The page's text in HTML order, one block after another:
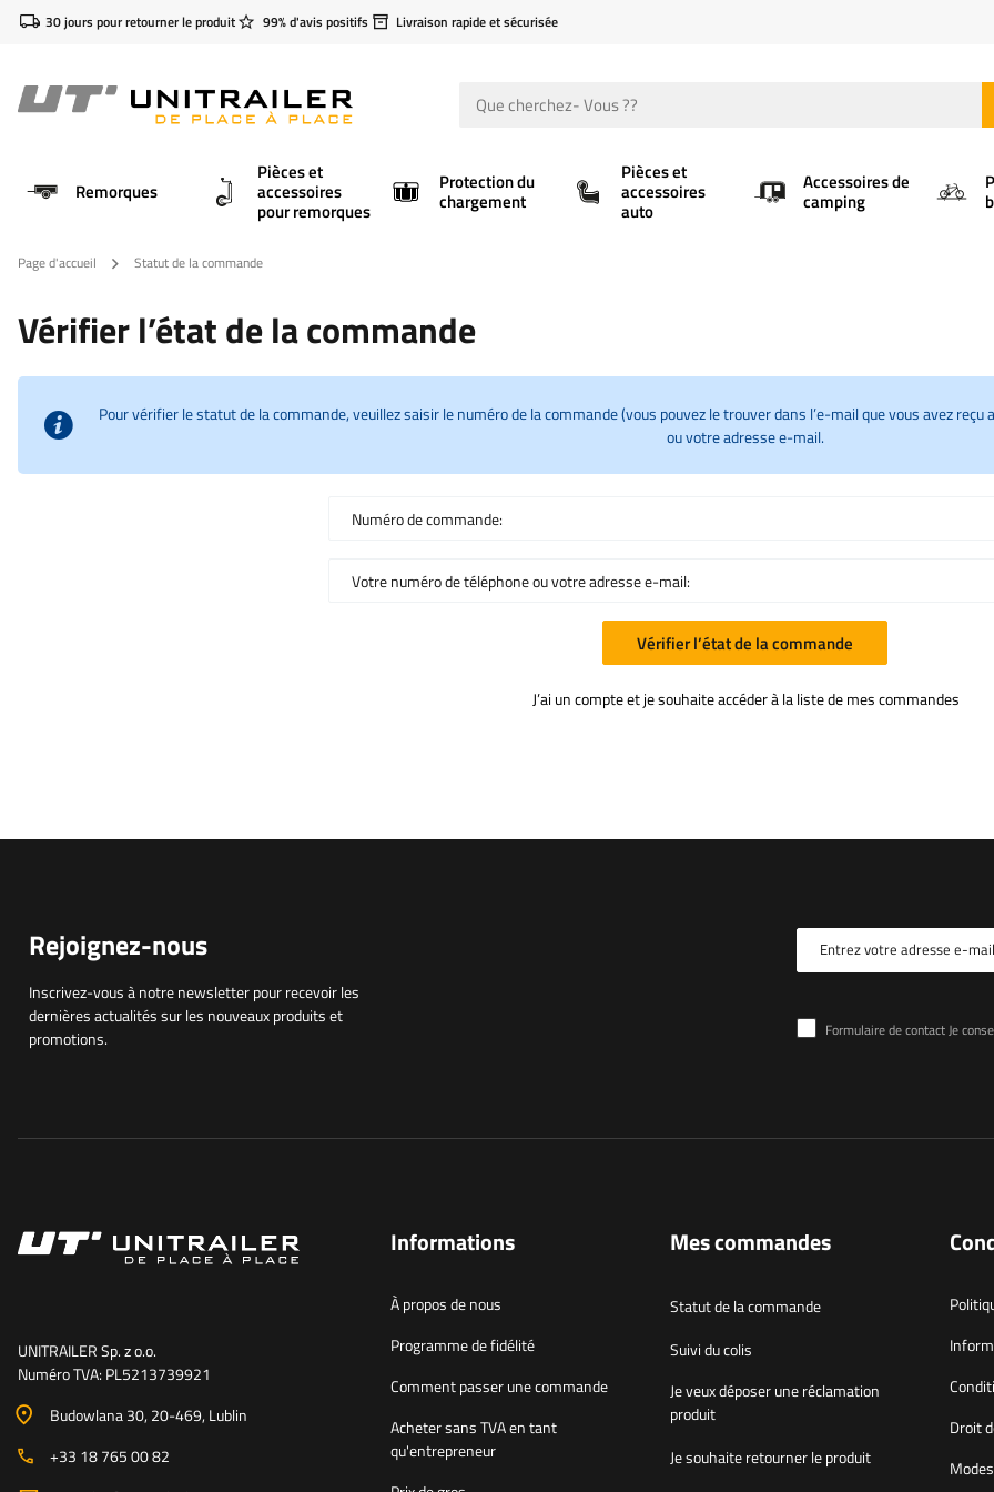
30 jours pour retourner le produit 99% d'avis positifs Livraison rapide et sécurisée
Remorques
Pièces et
accessoires
pour remorques
Protection du
chargement
Pièces et
accessoires
auto
Accessoires de
camping
Page d'accueil Statut de la commande
Vérifier l’état de la commande
Pour vérifier le statut de la commande, veuillez saisir le numéro de la commande (vous pouvez le trouver dans l’e-mail que vous avez
ou votre adresse e-mail.
Numéro de commande:
Votre numéro de téléphone ou votre adresse e-mail:
Vérifier l’état de la commande
J’ai un compte et je souhaite accéder à la liste de mes commandes
Rejoignez-nous
Inscrivez-vous à notre newsletter pour recevoir les
dernières actualités sur les nouveaux produits et
promotions.
Entrez votre adresse e-mail
Formulaire de contact Je consens au traitement
UNITRAILER Sp. z o.o.
Numéro TVA: PL5213739921
Budowlana 30, 20-469, Lublin
+33 18 765 00 82
Informations
À propos de nous
Programme de fidélité
Comment passer une commande
Acheter sans TVA en tant
qu'entrepreneur
Mes commandes
Statut de la commande
Suivi du colis
Je veux déposer une réclamation
produit
Je souhaite retourner le produit
Droit